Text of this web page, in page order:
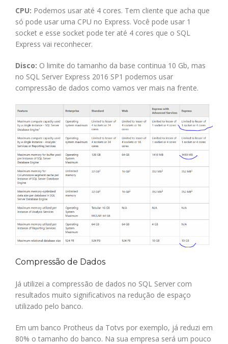
CPU: Podemos usar até 4 cores. Tem cliente que acha que
só pode usar uma CPU no Express. Você pode usar 1
socket e esse socket pode ter até 4 cores que o SQL
Express vai reconhecer.
Disco: O limite do tamanho da base continua 10 Gb, mas
no SQL Server Express 2016 SP1 podemos usar
compressão de dados como vamos ver mais na frente.
Compressão de Dados
Já utilizei a compressão de dados no SQL Server com
resultados muito significativos na redução de espaço
utilizado pelo banco.
Em um banco Protheus da Totvs por exemplo, já reduzi em
80% o tamanho do banco. Na sua empresa será um pouco